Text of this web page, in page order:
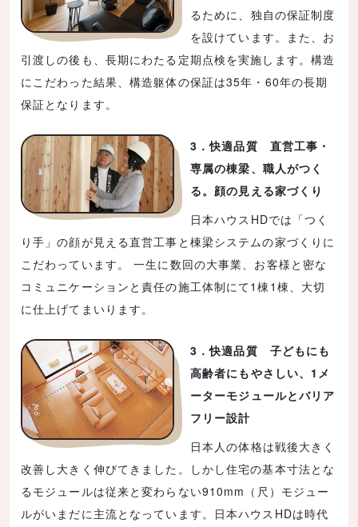
るために、独自の保証制度
を設けています。また、お
引渡しの後も、長期にわたる定期点検を実施します。構造
にこだわった結果、構造躯体の保証は35年・60年の長期
保証となります。
3．快適品質 直営工事・
専属の棟梁、職人がつく
る。顔の見える家づくり
日本ハウスHDでは「つく
り手」の顔が見える直営工事と棟梁システムの家づくりに
こだわっています。 一生に数回の大事業、お客様と密な
コミュニケーションと責任の施工体制にて1棟1棟、大切
に仕上げてまいります。
3．快適品質 子どもにも
高齢者にもやさしい、1メ
ーターモジュールとバリア
フリー設計
日本人の体格は戦後大きく
改善し大きく伸びてきました。しかし住宅の基本寸法とな
るモジュールは従来と変わらない910mm（尺）モジュー
ルがいまだに主流となっています。日本ハウスHDは時代